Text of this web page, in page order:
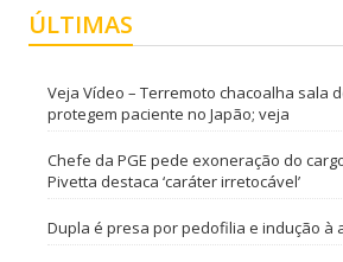
ÚLTIMAS
Veja Vídeo – Terremoto chacoalha sala
protegem paciente no Japão; veja
Chefe da PGE pede exoneração do
Pivetta destaca ‘caráter irretocável’
Dupla é presa por pedofilia e indução à